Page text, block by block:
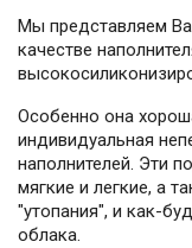
Мы представляем
качестве
Особенно она
индивидуальная
наполнителей. Эти
мягкие и легкие, а
"утопания", и как-
облака.